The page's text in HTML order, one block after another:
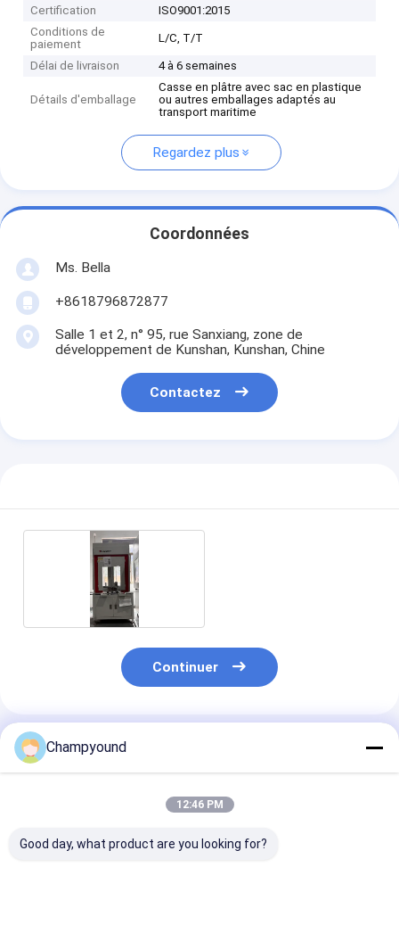
Certification
ISO9001:2015
Conditions de
paiement
L/C, T/T
Délai de livraison 4 à 6 semaines
Détails d'emballage
Casse en plâtre avec sac en plastique
ou autres emballages adaptés au
transport maritime
Regardez plus
Coordonnées
Ms. Bella
+8618796872877
Salle 1 et 2, n° 95, rue Sanxiang, zone de
développement de Kunshan, Kunshan, Chine
Contactez
Continuer
Produits Recommandés
Champyound
12:46 PM
Good day, what product are you looking for?